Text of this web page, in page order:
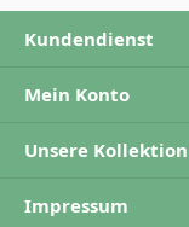
Kundendienst
Mein Konto
Unsere Kollektion
Impressum